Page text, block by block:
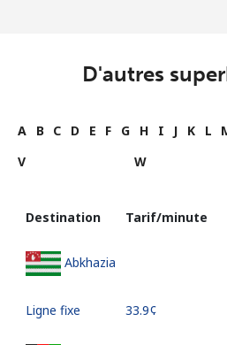
D'autres
A B C D E F G H I J K L
V
W
Destination Tarif/minute
Abkhazia
Ligne fixe ⁦33.9¢⁩